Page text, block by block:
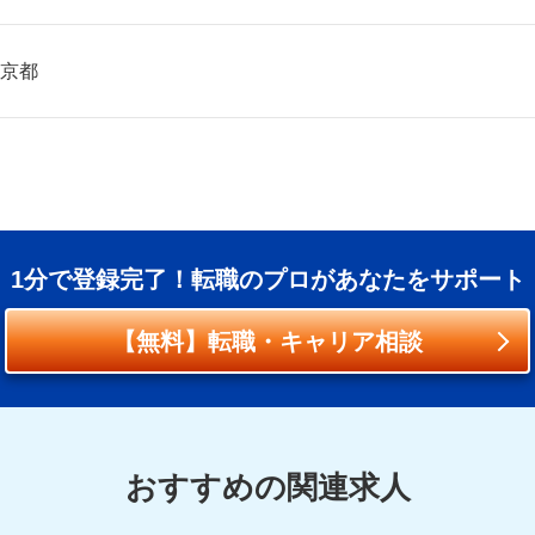
都
1分で登録完了！転職のプロがあなたをサポート
【無料】転職・キャリア相談
おすすめの関連求人